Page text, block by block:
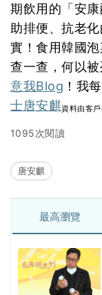
期飲用的「安康
助排便、抗老
實！食用韓國
查一查，何以被
意我Blog ！我
士唐安麒資料由客
1095次閱讀
唐安麒
最高瀏覽